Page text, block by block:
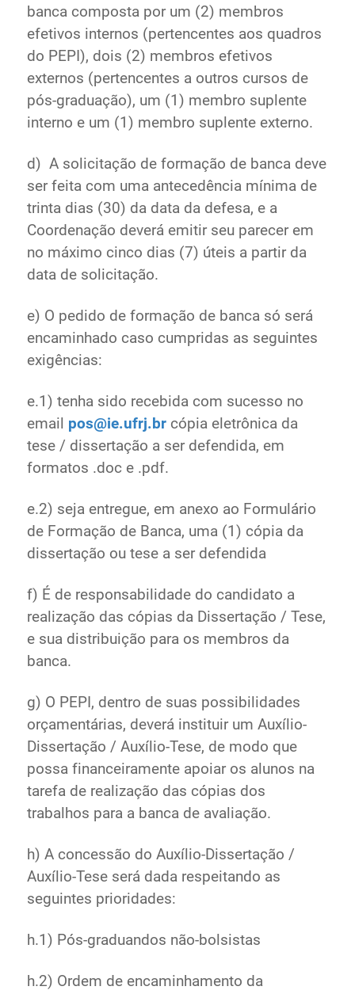
banca composta por um (2) membros
efetivos internos (pertencentes aos quadros
do PEPI), dois (2) membros efetivos
externos (pertencentes a outros cursos de
pós-graduação), um (1) membro suplente
interno e um (1) membro suplente externo.
d) A solicitação de formação de banca deve
ser feita com uma antecedência mínima de
trinta dias (30) da data da defesa, e a
Coordenação deverá emitir seu parecer em
no máximo cinco dias (7) úteis a partir da
data de solicitação.
e) O pedido de formação de banca só será
encaminhado caso cumpridas as seguintes
exigências:
e.1) tenha sido recebida com sucesso no
email pos@ie.ufrj.brcópia eletrônica da
tese / dissertação a ser defendida, em
formatos .doc e .pdf.
e.2) seja entregue, em anexo ao Formulário
de Formação de Banca, uma (1) cópia da
dissertação ou tese a ser defendida
f) É de responsabilidade do candidato a
realização das cópias da Dissertação / Tese,
e sua distribuição para os membros da
banca.
g) O PEPI, dentro de suas possibilidades
orçamentárias, deverá instituir um Auxílio-
Dissertação / Auxílio-Tese, de modo que
possa financeiramente apoiar os alunos na
tarefa de realização das cópias dos
trabalhos para a banca de avaliação.
h) A concessão do Auxílio-Dissertação /
Auxílio-Tese será dada respeitando as
seguintes prioridades:
h.1) Pós-graduandos não-bolsistas
h.2) Ordem de encaminhamento da